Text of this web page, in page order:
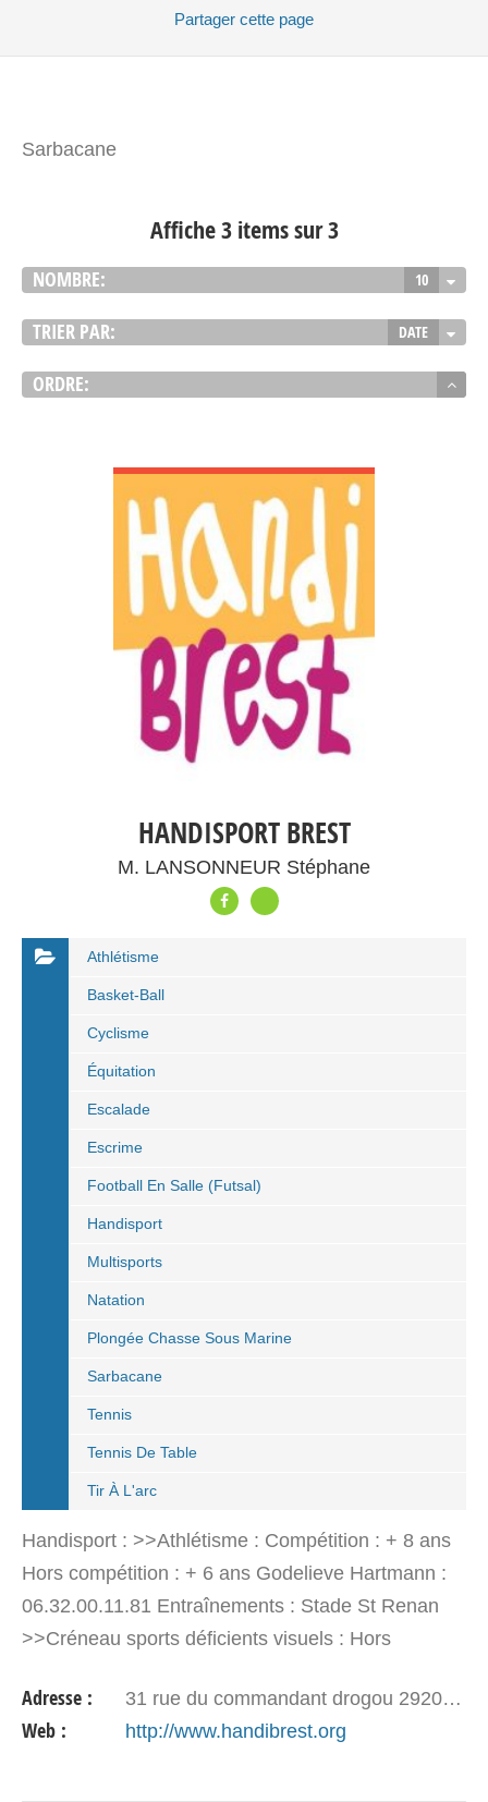
Partager cette page
Sarbacane
Affiche 3 items sur 3
NOMBRE: 10
TRIER PAR: DATE
ORDRE:
HANDISPORT BREST
M. LANSONNEUR Stéphane
Athlétisme
Basket-Ball
Cyclisme
Équitation
Escalade
Escrime
Football En Salle (Futsal)
Handisport
Multisports
Natation
Plongée Chasse Sous Marine
Sarbacane
Tennis
Tennis De Table
Tir À L'arc
Handisport : >>Athlétisme : Compétition : + 8 ans
Hors compétition : + 6 ans Godelieve Hartmann :
06.32.00.11.81 Entraînements : Stade St Renan
>>Créneau sports déficients visuels : Hors
Adresse : 31 rue du commandant drogou 29200 Brest
Web : http://www.handibrest.org